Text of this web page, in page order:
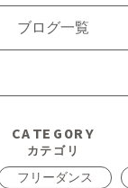
ブログ一覧
CATEGORY
カテゴリ
フリーダンス